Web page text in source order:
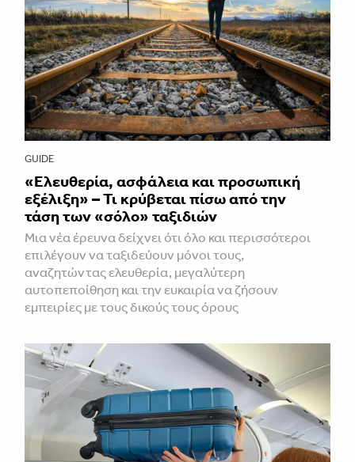
GUIDE
«Ελευθερία, ασφάλεια και προσωπική
εξέλιξη» – Τι κρύβεται πίσω από την
τάση των «σόλο» ταξιδιών
Μια νέα έρευνα δείχνει ότι όλο και περισσότεροι
επιλέγουν να ταξιδεύουν μόνοι τους,
αναζητώντας ελευθερία, μεγαλύτερη
αυτοπεποίθηση και την ευκαιρία να ζήσουν
εμπειρίες με τους δικούς τους όρους